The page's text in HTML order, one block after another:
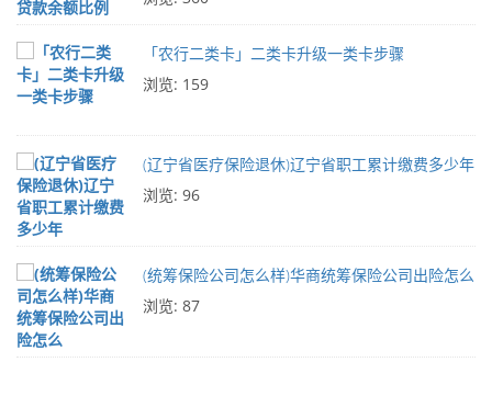
「农行二类卡」二类卡升级一类卡步骤
浏览: 159
(辽宁省医疗保险退休)辽宁省职工累计缴费多少年
浏览: 96
(统筹保险公司怎么样)华商统筹保险公司出险怎么
浏览: 87